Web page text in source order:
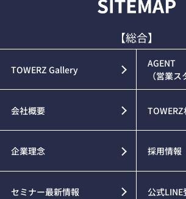
【総合】
TOWERZ Gallery
AGENT
（営業ス
会社概要
企業理念 採用情報
セミナー最新情報 公式LINE